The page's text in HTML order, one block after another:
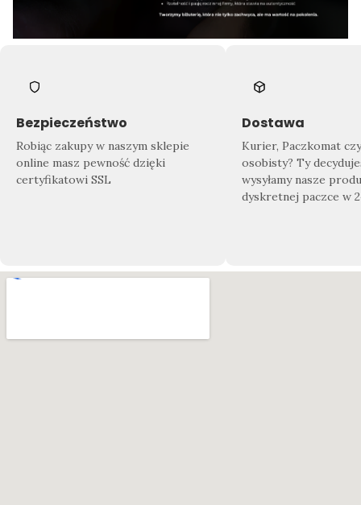
Bezpieczeństwo
Robiąc zakupy w naszym sklepie
online masz pewność dzięki
certyfikatowi SSL
Dostawa
Kurier, Paczkomat
osobisty? Ty
wysyłamy nasze
dyskretnej paczce w